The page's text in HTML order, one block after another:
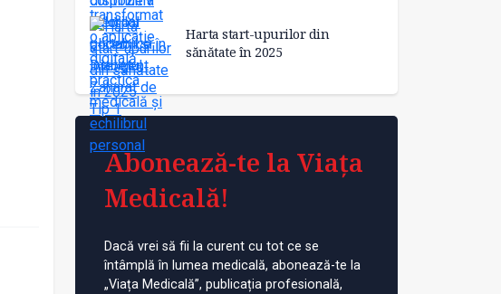
Harta start-upurilor din
sănătate în 2025
Abonează-te la Viața
Medicală!
Dacă vrei să fii la curent cu tot ce se
întâmplă în lumea medicală, abonează-te la
„Viața Medicală”, publicația profesională,